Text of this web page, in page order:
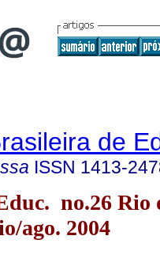
de
ISSN 1413-
no.26 Rio
ago. 2004